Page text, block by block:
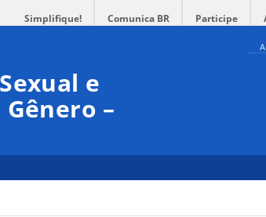
Simplifique! Comunica BR Participe
e
–